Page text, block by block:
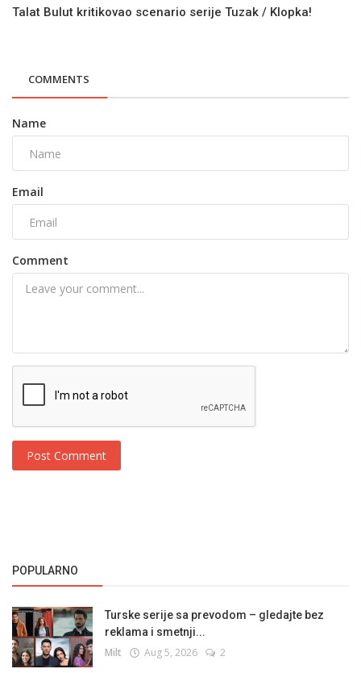
Talat Bulut kritikovao scenario serije Tuzak / Klopka!
COMMENTS
Name
Email
Comment
Post Comment
POPULARNO
Turske serije sa prevodom – gledajte bez
reklama i smetnji...
Milt Aug 5, 2026 2